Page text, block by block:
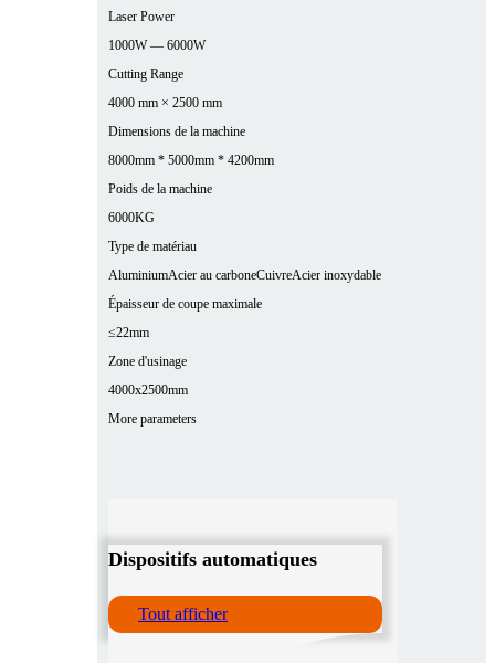
Laser Power
1000W — 6000W
Cutting Range
4000 mm × 2500 mm
Dimensions de la machine
8000mm * 5000mm * 4200mm
Poids de la machine
6000KG
Type de matériau
AluminiumAcier au carboneCuivreAcier inoxydable
Épaisseur de coupe maximale
≤22mm
Zone d'usinage
4000x2500mm
More parameters
Dispositifs automatiques
Tout afficher